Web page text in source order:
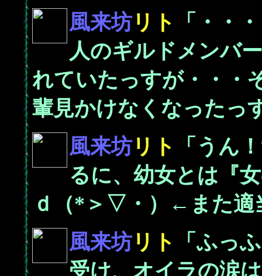
風来坊リト
「・・
人のギルドメンバ
れていたっすが・・・
輩見かけなくなったっ
風来坊リト
「うん
るに、幼女とは『
ｄ（*＞▽・）←また適
風来坊リト
「ふっ
受け、オイラの涙